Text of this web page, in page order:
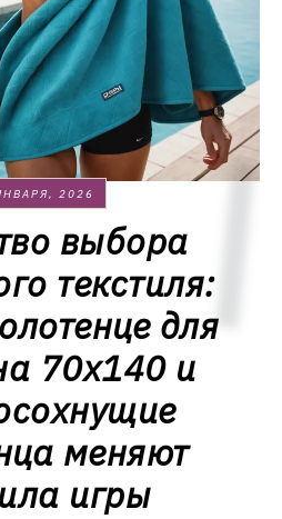
2026
выбора
текстиля:
для
70x140 и
меняют
игры